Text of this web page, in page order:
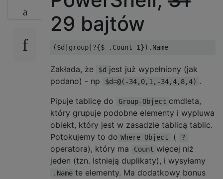
29 bajtów
Zakłada, że $d jest już wypełniony (jak
podano) - np
$d=@(-34,0,1,-34,4,8,4) .
Pipuje tablicę do
Group-Object cmdleta,
który grupuje podobne elementy i wypluwa
obiekt, który jest w zasadzie tablicą tablic.
Potokujemy to do Where-Object ( ?
operatora), który ma Count więcej niż
jeden (tzn. Istnieją duplikaty), i wysyłamy
.Name te elementy. Ma dodatkowy bonus